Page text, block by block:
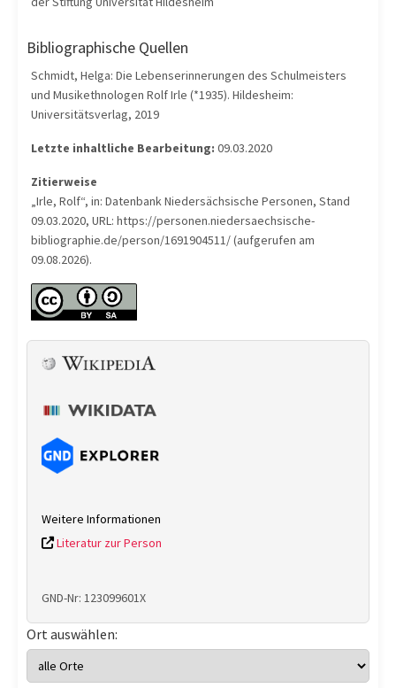
Bibliographische Quellen
Schmidt, Helga: Die Lebenserinnerungen des Schulmeisters
und Musikethnologen Rolf Irle (*1935). Hildesheim:
Universitätsverlag, 2019
Letzte inhaltliche Bearbeitung: 09.03.2020
Zitierweise
„Irle, Rolf“, in: Datenbank Niedersächsische Personen, Stand
09.03.2020, URL: https://personen.niedersaechsische-
bibliographie.de/person/1691904511/ (aufgerufen am
09.08.2026).
Weitere Informationen
Literatur zur Person
GND-Nr: 123099601X
Ort auswählen: